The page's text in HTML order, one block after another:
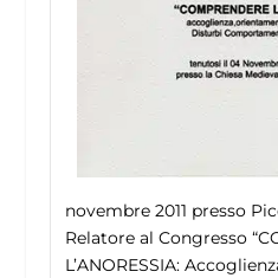
novembre 2011 presso
Relatore al Congresso
L’ANORESSIA: